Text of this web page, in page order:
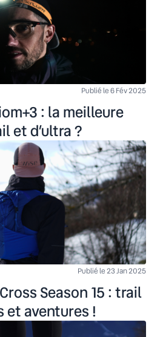
Publié le 6 Fév 2025
: la meilleure
et d’ultra ?
Publié le 23 Jan 2025
Season 15 : trail
et aventures !